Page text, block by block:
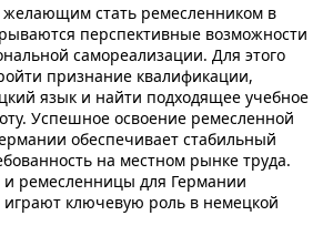
стать ремесленником в
перспективные возможности
самореализации. Для этого
признание квалификации,
язык и найти подходящее учебное
Успешное освоение ремесленной
обеспечивает стабильный
на местном рынке труда.
и ремесленницы для Германии
играют ключевую роль в немецкой